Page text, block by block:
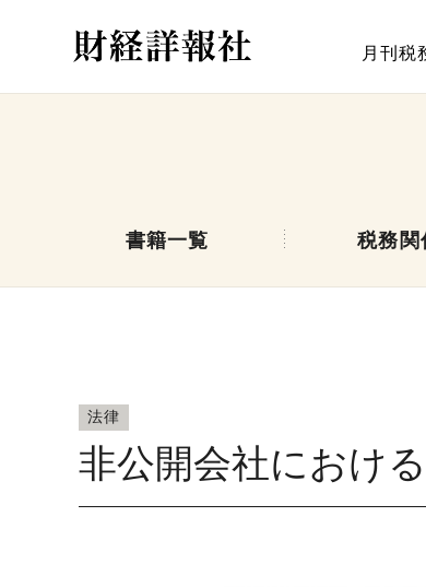
月刊税
書籍一覧 税務関
法律
非公開会社におけ